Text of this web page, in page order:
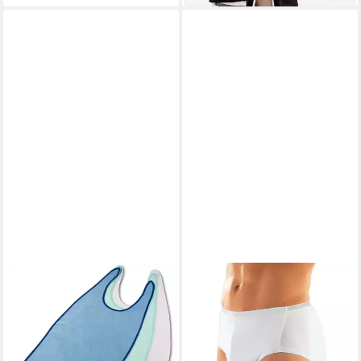
SUPRIMA
Slip Suprima Inkontinenz-Slip
für Herren aus Baumwolle